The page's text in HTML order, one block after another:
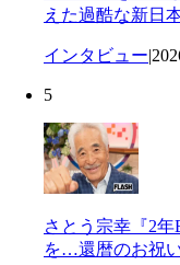
えた過酷な新日
インタビュー|
5
さとう宗幸『2
を…還暦のお祝